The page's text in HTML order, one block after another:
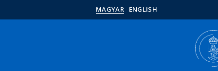
MAGYAR ENGLISH